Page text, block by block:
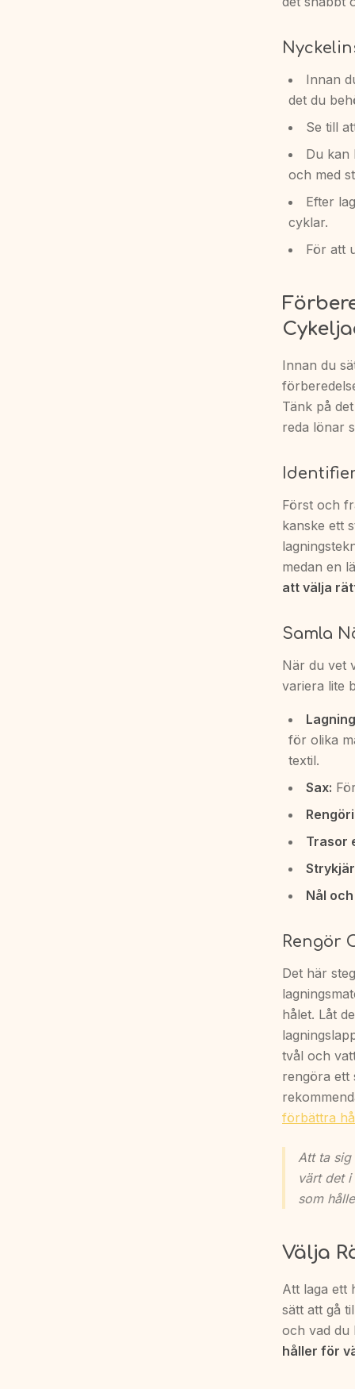
Innan
det du
Se till
Du kan
och med
Efter
cyklar.
För att
Innan du
Tänk på
reda lönar
Först och
kanske ett
medan en
att välja
Samla
När du vet
variera lite
för olika
textil.
Sax:
Trasor
Nål
Rengör
Det här
hålet. Låt
tvål och
rengöra ett
förbättra
Att ta sig
värt det
som
Välja
Att laga ett
sätt att gå
och vad du
håller för